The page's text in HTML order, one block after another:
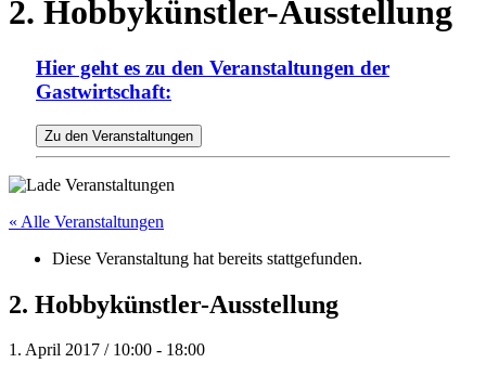
2. Hobbykünstler-Ausstellung
Hier geht es zu den Veranstaltungen der
Gastwirtschaft:
« Alle Veranstaltungen
Diese Veranstaltung hat bereits stattgefunden.
2. Hobbykünstler-Ausstellung
1. April 2017 / 10:00 - 18:00